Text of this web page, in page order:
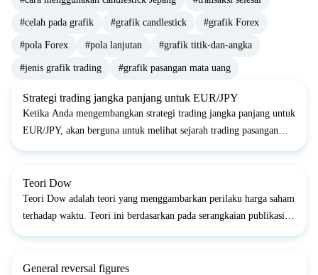
#celah pada grafik #grafik candlestick #grafik Forex
#pola Forex #pola lanjutan #grafik titik-dan-angka
#jenis grafik trading #grafik pasangan mata uang
Strategi trading jangka panjang untuk EUR/JPY
Ketika Anda mengembangkan strategi trading jangka panjang untuk
EUR/JPY, akan berguna untuk melihat sejarah trading pasangan
Teori Dow
Teori Dow adalah teori yang menggambarkan perilaku harga saham
terhadap waktu. Teori ini berdasarkan pada serangkaian publikasi
General reversal figures